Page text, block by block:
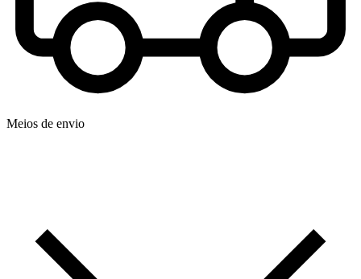
Meios de envio